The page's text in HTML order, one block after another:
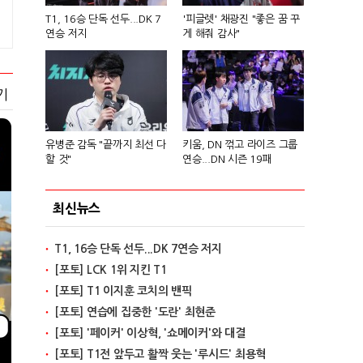
T1, 16승 단독 선두...DK 7
연승 저지
'피글렛' 채광진 "좋은 꿈 꾸
게 해줘 감사"
유병준 감독 "끝까지 최선 다
할 것"
키움, DN 꺾고 라이즈 그룹
연승...DN 시즌 19패
최신뉴스
T1, 16승 단독 선두...DK 7연승 저지
[포토] LCK 1위 지킨 T1
[포토] T1 이지훈 코치의 밴픽
[포토] 연습에 집중한 '도란' 최현준
[포토] '페이커' 이상혁, '쇼메이커'와 대결
[포토] T1전 앞두고 활짝 웃는 '루시드' 최용혁